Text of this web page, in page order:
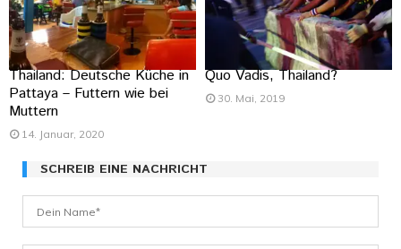
Thailand: Deutsche Küche in
Pattaya – Futtern wie bei
Muttern
14. Januar, 2020
Quo Vadis, Thailand?
30. Mai, 2019
SCHREIB EINE NACHRICHT